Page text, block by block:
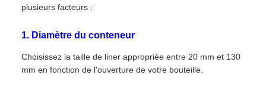
plusieurs facteurs :
1. Diamètre du conteneur
Choisissez la taille de liner appropriée entre 20 mm et 130
mm en fonction de l'ouverture de votre bouteille.